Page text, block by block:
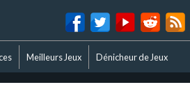
Meilleurs Jeux Dénicheur de Jeux